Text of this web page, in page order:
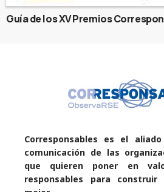
Guía de los XV Premios
Corresponsables es el
comunicación de las
que quieren poner en
responsables para